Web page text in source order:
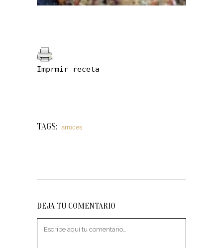
Imprmir receta
TAGS: arroces
DEJA TU COMENTARIO